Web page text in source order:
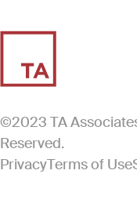
©2023 TA
Reserved.
PrivacyTerms of Use